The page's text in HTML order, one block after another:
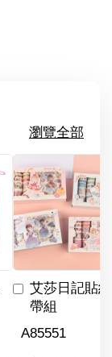
瀏覽全部
艾莎日記貼
帶組